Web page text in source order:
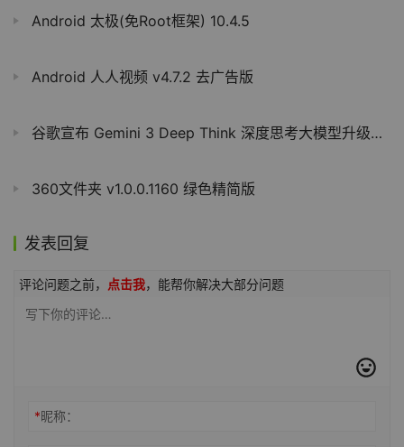
Android 太极(免Root框架) 10.4.5
Android 人人视频 v4.7.2 去广告版
谷歌宣布 Gemini 3 Deep Think 深度思考大模型升级：推进科学、研究和工程应用，可达数学、物理与化学奥赛金牌水平
360文件夹 v1.0.0.1160 绿色精简版
发表回复
评论问题之前， 点击我，能帮你解决大部分问题
*昵称：